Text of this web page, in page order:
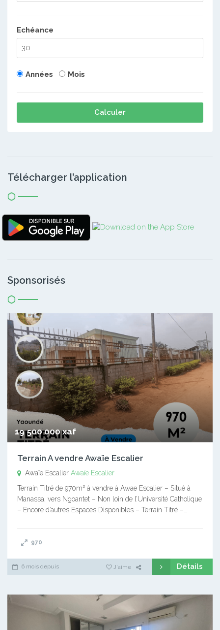
Echéance
Années Mois
Calculer
Télécharger l’application
Sponsorisés
19 500 000 xaf
Terrain A vendre Awaïe Escalier
Awaïe Escalier Awaïe Escalier
Terrain Titré de 970m² à vendre à Awae Escalier – Situé à
Manassa, vers Ngoantet – Non loin de l’Université Catholique
– Encore d’autres Espaces Disponibles – Terrain Titré –…
970
6 mois depuis J'aime Détails